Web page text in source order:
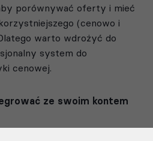
porównywać oferty i mieć
(cenowo i
warto wdrożyć do
system do
cenowej.
ze swoim kontem